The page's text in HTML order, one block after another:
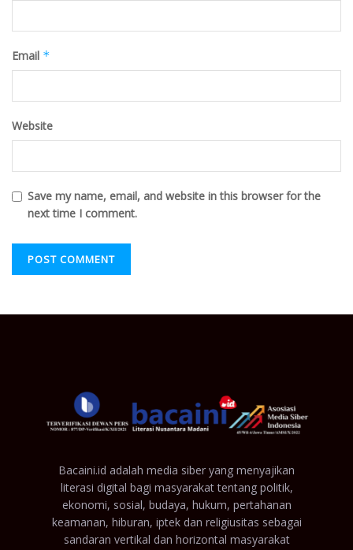
Email *
Website
Save my name, email, and website in this browser for the
next time I comment.
Bacaini.id adalah media siber yang menyajikan
literasi digital bagi masyarakat tentang politik,
ekonomi, sosial, budaya, hukum, pertahanan
keamanan, hiburan, iptek dan religiusitas sebagai
sandaran vertikal dan horizontal masyarakat